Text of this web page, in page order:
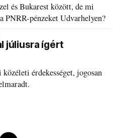
és Bukarest között, de mi
pénzeket Udvarhelyen?
júliusra ígért
érdekességet, jogosan